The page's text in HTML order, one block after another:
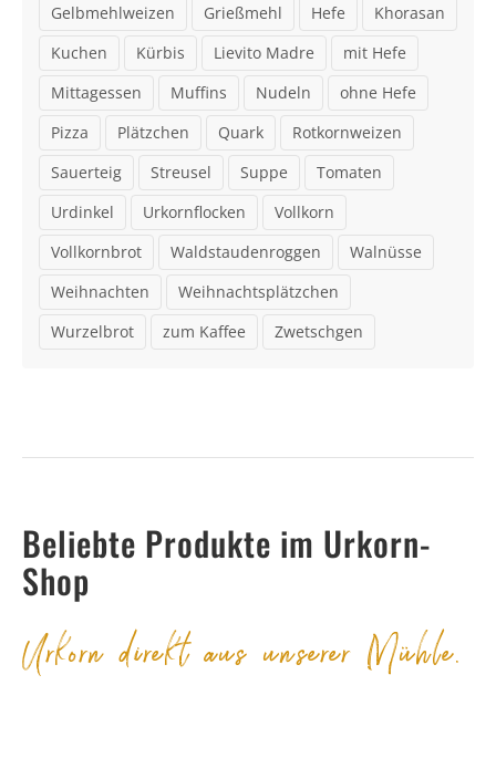
Gelbmehlweizen
Grießmehl Hefe
Khorasan
Kuchen
Kürbis Lievito Madre
mit Hefe
Mittagessen
Muffins Nudeln
ohne Hefe
Pizza
Plätzchen Quark
Rotkornweizen
Sauerteig
Streusel Suppe
Tomaten
Urdinkel
Urkornflocken
Vollkorn
Vollkornbrot
Waldstaudenroggen
Walnüsse
Weihnachten
Weihnachtsplätzchen
Wurzelbrot
zum Kaffee Zwetschgen
Beliebte Produkte im Urkorn-
Shop
Urkorn direkt aus unserer Mühle.